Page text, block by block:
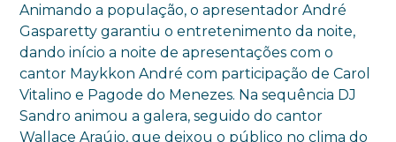
Animando a população, o apresentador André
Gasparetty garantiu o entretenimento da noite,
dando início a noite de apresentações com o
cantor Maykkon André com participação de Carol
Vitalino e Pagode do Menezes. Na sequência DJ
Sandro animou a galera, seguido do cantor
Wallace Araújo, que deixou o público no clima do